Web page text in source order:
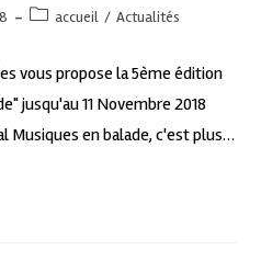
accueil / Actualités
vous propose la 5ème édition
jusqu'au 11 Novembre 2018
Musiques en balade, c'est plus…